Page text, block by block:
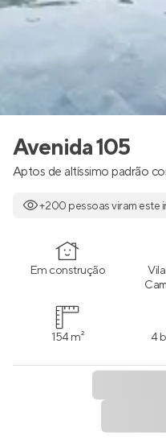
Avenida 105
Aptos de altíssimo padrão
+200 pessoas viram este
Em construção
154 m² 4